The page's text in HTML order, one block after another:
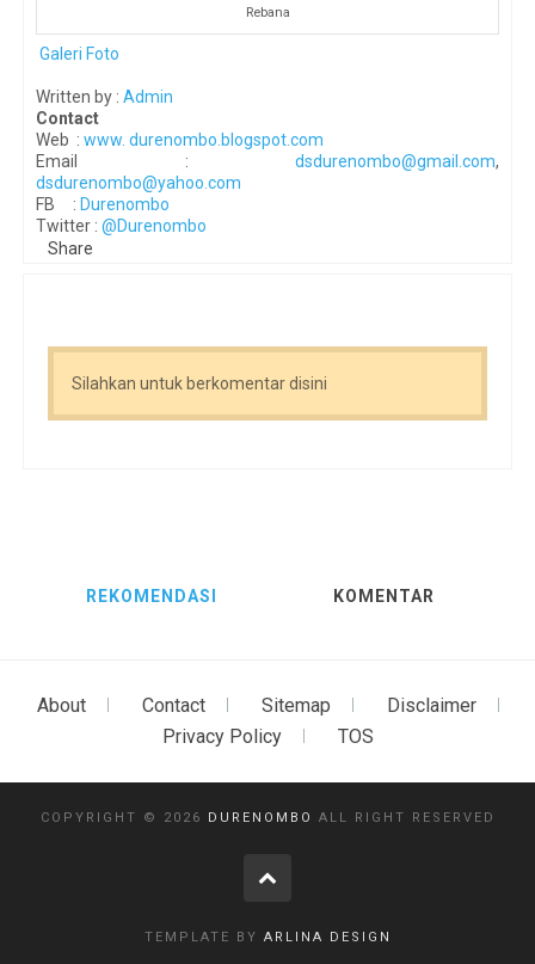
Rebana
Galeri Foto
Written by : Admin
Contact
Web : www. durenombo.blogspot.com
Email : dsdurenombo@gmail.com,
dsdurenombo@yahoo.com
FB : Durenombo
Twitter : @Durenombo
Share
Silahkan untuk berkomentar disini
REKOMENDASI KOMENTAR
About Contact Sitemap
Disclaimer
Privacy Policy
TOS
COPYRIGHT © 2026 DURENOMBO ALL RIGHT RESERVED
TEMPLATE BY ARLINA DESIGN